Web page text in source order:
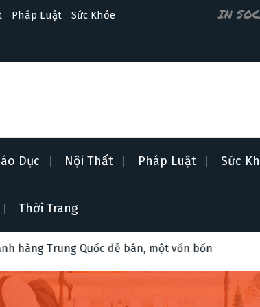
Pháp Luật Sức Khỏe IN
Dục Nội Thất Pháp Luật Sức
Thời Trang
dễ bán, một vốn bốn lời năm 2026 Bí